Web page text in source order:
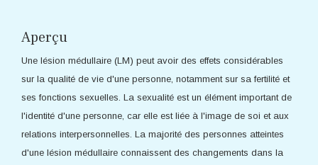
Aperçu
Une lésion médullaire (LM) peut avoir des effets considérables
sur la qualité de vie d'une personne, notamment sur sa fertilité et
ses fonctions sexuelles. La sexualité est un élément important de
l'identité d'une personne, car elle est liée à l'image de soi et aux
relations interpersonnelles. La majorité des personnes atteintes
d'une lésion médullaire connaissent des changements dans la